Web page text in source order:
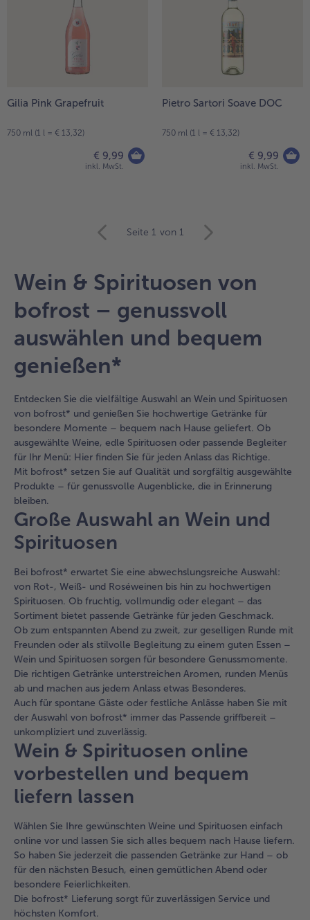
Gilia Pink Grapefruit
750 ml (1 l = € 13,32)
€ 9,99
inkl. MwSt.
Pietro Sartori Soave DOC
750 ml (1 l = € 13,32)
€ 9,99
inkl. MwSt.
Übersicht.
befinden
15
in
Liste.
Seite 1 von 1
Wein & Spirituosen von
bofrost – genussvoll
auswählen und bequem
genießen*
Entdecken Sie die vielfältige Auswahl an Wein und Spirituosen
von bofrost* und genießen Sie hochwertige Getränke für
besondere Momente – bequem nach Hause geliefert. Ob
ausgewählte Weine, edle Spirituosen oder passende Begleiter
für Ihr Menü: Hier finden Sie für jeden Anlass das Richtige.
Mit bofrost* setzen Sie auf Qualität und sorgfältig ausgewählte
Produkte – für genussvolle Augenblicke, die in Erinnerung
bleiben.
Große Auswahl an Wein und
Spirituosen
Bei bofrost* erwartet Sie eine abwechslungsreiche Auswahl:
von Rot-, Weiß- und Roséweinen bis hin zu hochwertigen
Spirituosen. Ob fruchtig, vollmundig oder elegant – das
Sortiment bietet passende Getränke für jeden Geschmack.
Ob zum entspannten Abend zu zweit, zur geselligen Runde mit
Freunden oder als stilvolle Begleitung zu einem guten Essen –
Wein und Spirituosen sorgen für besondere Genussmomente.
Die richtigen Getränke unterstreichen Aromen, runden Menüs
ab und machen aus jedem Anlass etwas Besonderes.
Auch für spontane Gäste oder festliche Anlässe haben Sie mit
der Auswahl von bofrost* immer das Passende griffbereit –
unkompliziert und zuverlässig.
Wein & Spirituosen online
vorbestellen und bequem
liefern lassen
Wählen Sie Ihre gewünschten Weine und Spirituosen einfach
online vor und lassen Sie sich alles bequem nach Hause liefern.
So haben Sie jederzeit die passenden Getränke zur Hand – ob
für den nächsten Besuch, einen gemütlichen Abend oder
besondere Feierlichkeiten.
Die bofrost* Lieferung sorgt für zuverlässigen Service und
höchsten Komfort.